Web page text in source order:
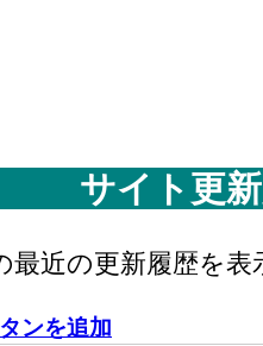
サイト更
最近の更新履歴を表
ンを追加